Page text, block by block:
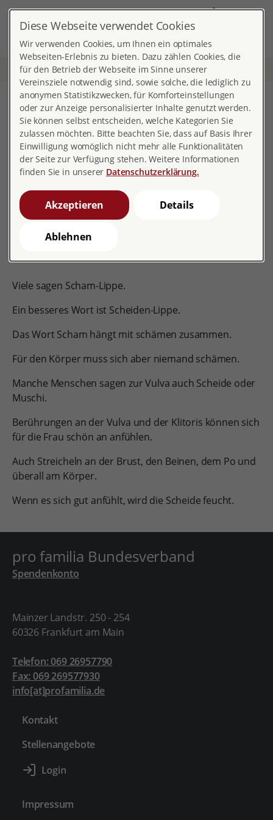
DE
Start Wissen über den Körper Bei der Frau
Bei der Frau
Bei der Frau
Diese Geschlechts-Organe kann man bei der Frau von
außen sehen.
Viele sagen Scham-Lippe.
Ein besseres Wort ist Scheiden-Lippe.
Das Wort Scham hängt mit schämen zusammen.
Für den Körper muss sich aber niemand schämen.
Manche Menschen sagen zur Vulva auch Scheide oder
Muschi.
Berührungen an der Vulva und der Klitoris können sich
für die Frau schön an anfühlen.
Auch Streicheln an der Brust, den Beinen, dem Po und
überall am Körper.
Wenn es sich gut anfühlt, wird die Scheide feucht.
pro familia Bundesverband
Spendenkonto
Mainzer Landstr. 250 - 254
60326 Frankfurt am Main
Telefon: 069 26957790
Fax: 069 269577930
info[at]profamilia.de
Kontakt
Stellenangebote
Impressum
Diese Webseite verwendet Cookies
Wir verwenden Cookies, um Ihnen ein optimales
Webseiten-Erlebnis zu bieten. Dazu zählen Cookies, die
für den Betrieb der Webseite im Sinne unserer
Vereinsziele notwendig sind, sowie solche, die lediglich zu
anonymen Statistikzwecken, für Komforteinstellungen
oder zur Anzeige personalisierter Inhalte genutzt werden.
Sie können selbst entscheiden, welche Kategorien Sie
zulassen möchten. Bitte beachten Sie, dass auf Basis Ihrer
Einwilligung womöglich nicht mehr alle Funktionalitäten
der Seite zur Verfügung stehen. Weitere Informationen
finden Sie in unserer Datenschutzerklärung.
Akzeptieren Details
Ablehnen